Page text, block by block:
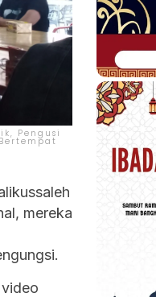
Pengusi
mereka